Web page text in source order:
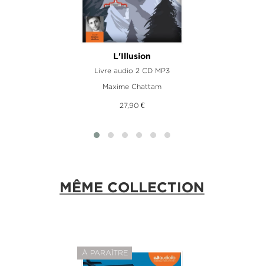
L'Illusion
Livre audio 2 CD MP3
Maxime Chattam
27,90 €
MÊME COLLECTION
À PARAÎTRE